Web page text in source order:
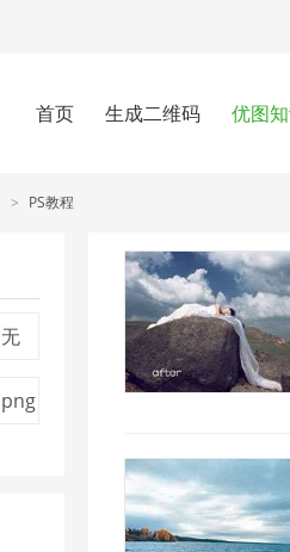
首页 生成二维码 优图
> PS教程
无
png